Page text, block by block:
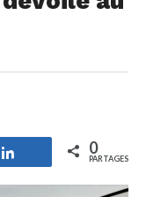
Partagez 0
PARTAGES